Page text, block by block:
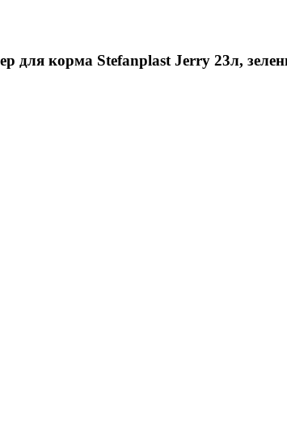
для корма Stefanplast Jerry 23л,